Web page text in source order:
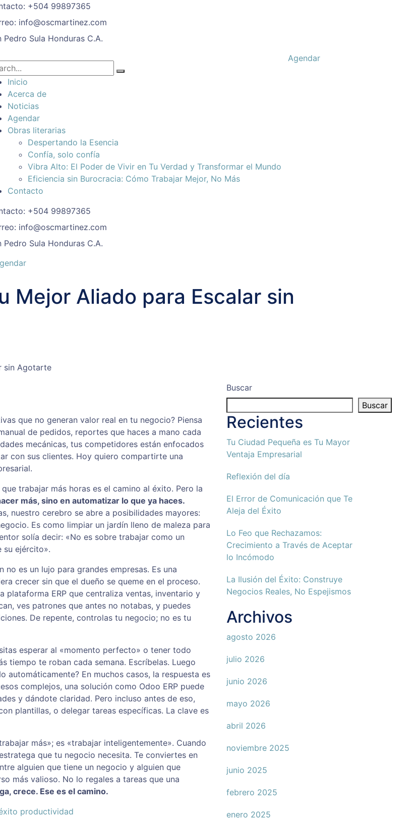
+504 99897365
info@oscmartinez.com
Pedro Sula Honduras C.A.
Inicio
Acerca de
Noticias
Agendar
Obras literarias
Despertando la Esencia
Confía, solo confía
Vibra Alto: El Poder de Vivir en Tu Verdad y Transformar el Mundo
Eficiencia sin Burocracia: Cómo Trabajar Mejor, No Más
Contacto
+504 99897365
info@oscmartinez.com
Pedro Sula Honduras C.A.
Agendar
Mejor Aliado para Escalar sin
sin Agotarte
que no generan valor real en tu negocio? Piensa
de pedidos, reportes que haces a mano cada
mecánicas, tus competidores están enfocados
con sus clientes. Hoy quiero compartirte una
trabajar más horas es el camino al éxito. Pero la
más, sino en automatizar lo que ya haces.
nuestro cerebro se abre a posibilidades mayores:
Es como limpiar un jardín lleno de maleza para
solía decir: «No es sobre trabajar como un
su ejército».
es un lujo para grandes empresas. Es una
crecer sin que el dueño se queme en el proceso.
ERP que centraliza ventas, inventario y
ves patrones que antes no notabas, y puedes
De repente, controlas tu negocio; no es tu
esperar al «momento perfecto» o tener todo
tiempo te roban cada semana. Escríbelas. Luego
automáticamente? En muchos casos, la respuesta es
complejos, una solución como Odoo ERP puede
y dándote claridad. Pero incluso antes de eso,
plantillas, o delegar tareas específicas. La clave es
más»; es «trabajar inteligentemente». Cuando
que tu negocio necesita. Te conviertes en
alguien que tiene un negocio y alguien que
más valioso. No lo regales a tareas que una
crece. Ese es el camino.
productividad
Buscar
Buscar
Recientes
Tu Ciudad Pequeña es Tu Mayor
Ventaja Empresarial
Reflexión del día
El Error de Comunicación que Te
Aleja del Éxito
Lo Feo que Rechazamos:
Crecimiento a Través de Aceptar
lo Incómodo
La Ilusión del Éxito: Construye
Negocios Reales, No Espejismos
Archivos
agosto 2026
julio 2026
junio 2026
mayo 2026
abril 2026
noviembre 2025
junio 2025
febrero 2025
enero 2025